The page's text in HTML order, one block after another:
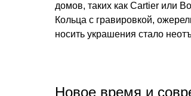
домов, таких как Cartier или
Кольца с гравировкой,
носить украшения стало
Новое время и